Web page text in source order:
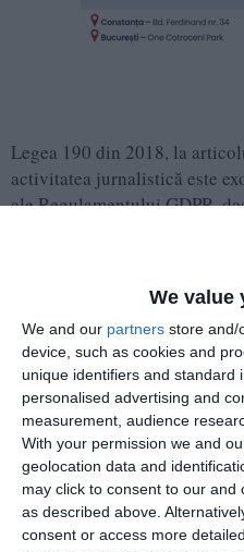
We value
We and our partners store and/
device, such as cookies and
unique identifiers and standard
personalised advertising and
measurement, audience
With your permission we and
geolocation data and
may click to consent to our and
as described above.
consent or access more
Legea 190 din 2018, la
activitatea jurnalistică este
ale Regulamentului GDPR,
sunt obținute din surse
Citește și:
Investiție în estetica
fonduri pentru reparații la
Cultură (DOCUMENT)
Adaugă-ne
Urmărește-